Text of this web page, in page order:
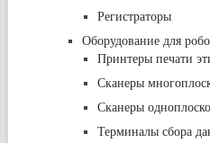
Регистраторы
Оборудование для
Принтеры печати
Сканеры
Сканеры
Терминалы сбора